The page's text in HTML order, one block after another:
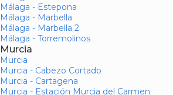
Málaga - Estepona
Málaga - Marbella
Málaga - Marbella 2
Málaga - Torremolinos
Murcia
Murcia
Murcia - Cabezo Cortado
Murcia - Cartagena
Murcia - Estación Murcia del Carmen